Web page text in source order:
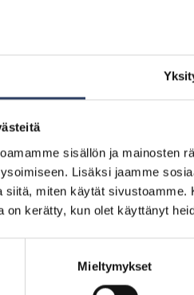
sisällön ja mainosten
Lisäksi jaamme
siitä, miten käytät
on kerätty, kun olet käyttänyt
Mieltymykset